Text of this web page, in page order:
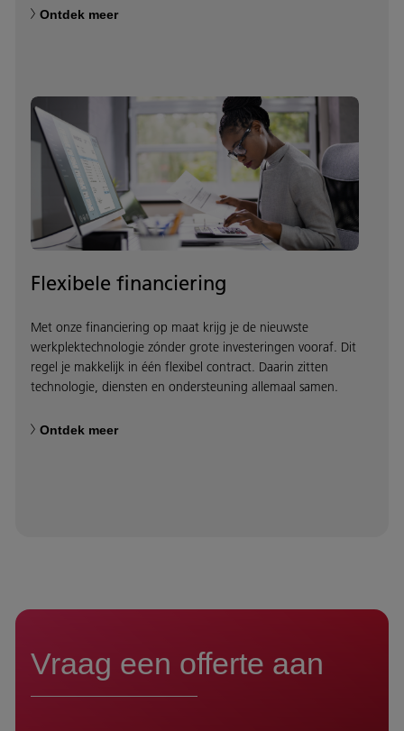
Ontdek meer
Flexibele financiering
Met onze financiering op maat krijg je de nieuwste
werkplektechnologie zónder grote investeringen vooraf. Dit
regel je makkelijk in één flexibel contract. Daarin zitten
technologie, diensten en ondersteuning allemaal samen.
Ontdek meer
Vraag een offerte aan